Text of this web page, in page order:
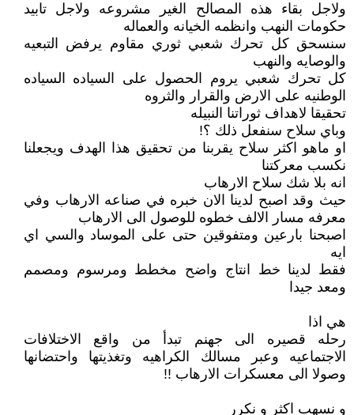
ولاجل بقاء هذه المصالح الغير مشروعه ولاجل تابيد
حكومات النهب وانظمه الخيانه والعماله
سنسحق كل تحرك شعبي ثوري مقاوم يرفض التبعيه
والوصايه والنهب
كل تحرك شعبي يروم الحصول على السياده السياده
الوطنيه على الارض والقرار والثروه
تحقيقا لاهداف ثوراتنا النبيله
وباي سلاح سنفعل ذلك ؟!
او ماهو اكثر سلاح يقربنا من تحقيق هذا الهدف ويجعلنا
نكسب معركتنا
انه بلا شك سلاح الارهاب
حيث وقد اصبح لدينا الان خبره في صناعه الارهاب وفي
معرفه مسار الالف خطوه للوصول الى الارهاب
اصبحنا بارعين ومتفوقين حتى على الموساد والسي اي
ايه
فقط لدينا خط انتاج واضح مخطط ومرسوم ومصمم
ومعد جيدا
هي اذا
رحله قصيره الى جهنم تبدأ من واقع الاختلافات
الاجتماعيه وعبر مسالك الكراهيه وتغذيتها واحتضانها
وصولا الى معسكرات الارهاب !!
و نسهب اكثر و نكرر